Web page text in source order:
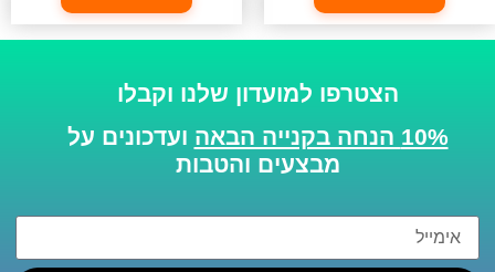
הצטרפו למועדון שלנו וקבלו
10% הנחה בקנייה הבאה
ועדכונים על
מבצעים והטבות